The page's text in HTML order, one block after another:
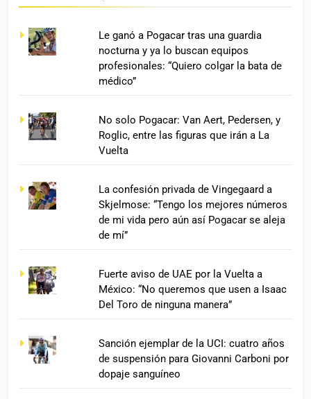
Le ganó a Pogacar tras una guardia
nocturna y ya lo buscan equipos
profesionales: “Quiero colgar la bata de
médico”
No solo Pogacar: Van Aert, Pedersen, y
Roglic, entre las figuras que irán a La
Vuelta
La confesión privada de Vingegaard a
Skjelmose: “Tengo los mejores números
de mi vida pero aún así Pogacar se aleja
de mí”
Fuerte aviso de UAE por la Vuelta a
México: “No queremos que usen a Isaac
Del Toro de ninguna manera”
Sanción ejemplar de la UCI: cuatro años
de suspensión para Giovanni Carboni por
dopaje sanguíneo